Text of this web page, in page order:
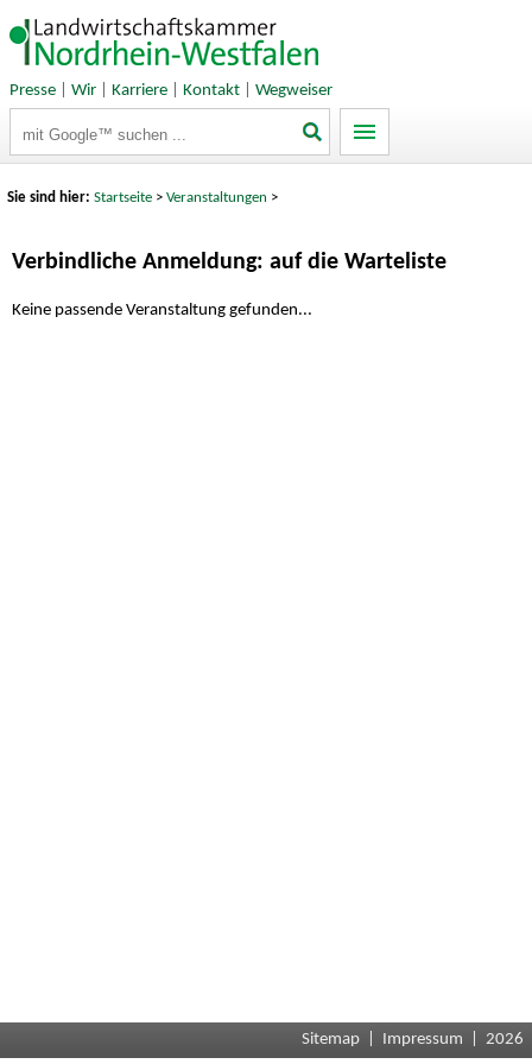
Presse| Wir| Karriere| Kontakt| Wegweiser
Sie sind hier:Startseite >Veranstaltungen >
Verbindliche Anmeldung: auf die Warteliste
Keine passende Veranstaltung gefunden...
Sitemap Impressum | 2026